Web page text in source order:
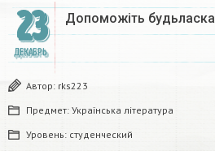
23
ДЕКАБРЬ
Допоможіть будьласка ​
Автор: rks223
Предмет: Українська література
Уровень: студенческий